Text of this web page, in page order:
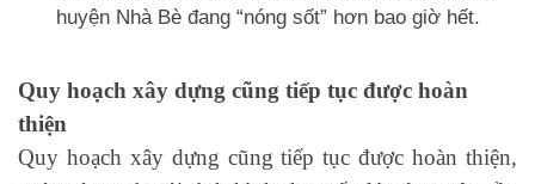
huyện Nhà Bè đang “nóng sốt” hơn bao giờ hết.
Quy hoạch xây dựng cũng tiếp tục được hoàn
thiện
Quy hoạch xây dựng cũng tiếp tục được hoàn thiện,